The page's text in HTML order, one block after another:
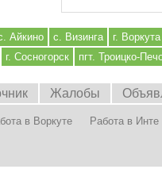
Айкино с. Визинга
г. Воркута
г. Сосногорск пгт. Троицко-
Жалобы
в Воркуте Работа в Инте